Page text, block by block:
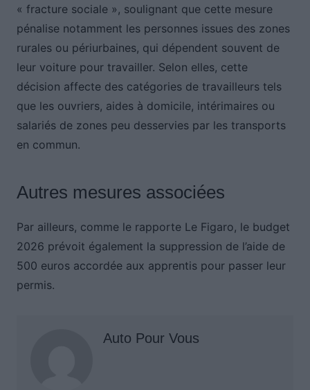
« fracture sociale », soulignant que cette mesure
pénalise notamment les personnes issues des zones
rurales ou périurbaines, qui dépendent souvent de
leur voiture pour travailler. Selon elles, cette
décision affecte des catégories de travailleurs tels
que les ouvriers, aides à domicile, intérimaires ou
salariés de zones peu desservies par les transports
en commun.
Autres mesures associées
Par ailleurs, comme le rapporte Le Figaro, le budget
2026 prévoit également la suppression de l’aide de
500 euros accordée aux apprentis pour passer leur
permis.
Auto Pour Vous